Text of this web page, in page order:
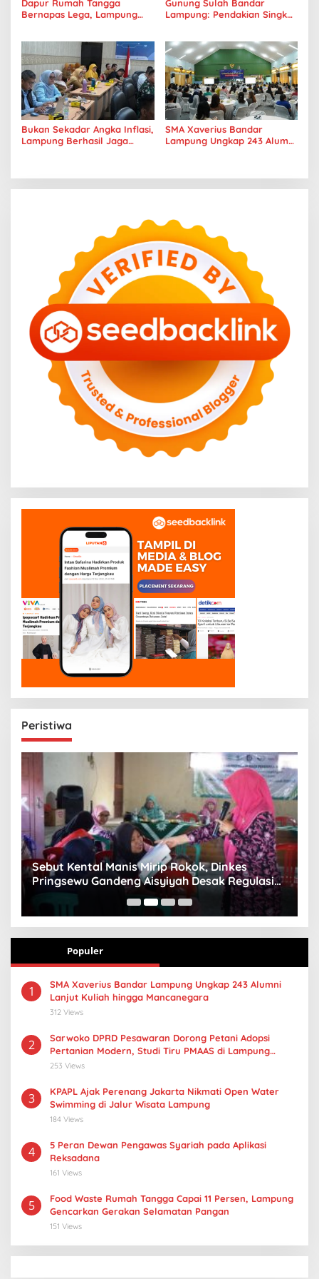
Dapur Rumah Tangga
Bernapas Lega, Lampung
Gunung Sulah Bandar
Lampung: Pendakian Singkat
Bukan Sekadar Angka Inflasi,
Lampung Berhasil Jaga
SMA Xaverius Bandar
Lampung Ungkap 243 Alumni
Peristiwa
Sebut Kental Manis Mirip Rokok, Dinkes
Pringsewu Gandeng Aisyiyah Desak Regulasi
Gizi Anak
Populer
1
SMA Xaverius Bandar Lampung Ungkap 243 Alumni
Lanjut Kuliah hingga Mancanegara
312 Views
2
Sarwoko DPRD Pesawaran Dorong Petani Adopsi
Pertanian Modern, Studi Tiru PMAAS di Lampung
Tengah
253 Views
3
KPAPL Ajak Perenang Jakarta Nikmati Open Water
Swimming di Jalur Wisata Lampung
184 Views
4
5 Peran Dewan Pengawas Syariah pada Aplikasi
Reksadana
161 Views
5
Food Waste Rumah Tangga Capai 11 Persen, Lampung
Gencarkan Gerakan Selamatan Pangan
151 Views